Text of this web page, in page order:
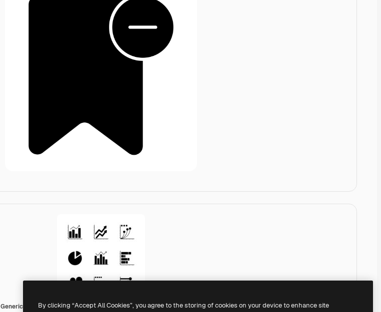
Generic black fillBy clicking “Accept All Cookies”, you agree to the storing of cookies on your device to enhance site